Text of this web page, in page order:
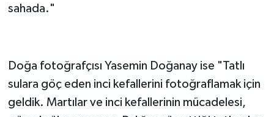
Av yasağı süresince balığı korumak için çalışma